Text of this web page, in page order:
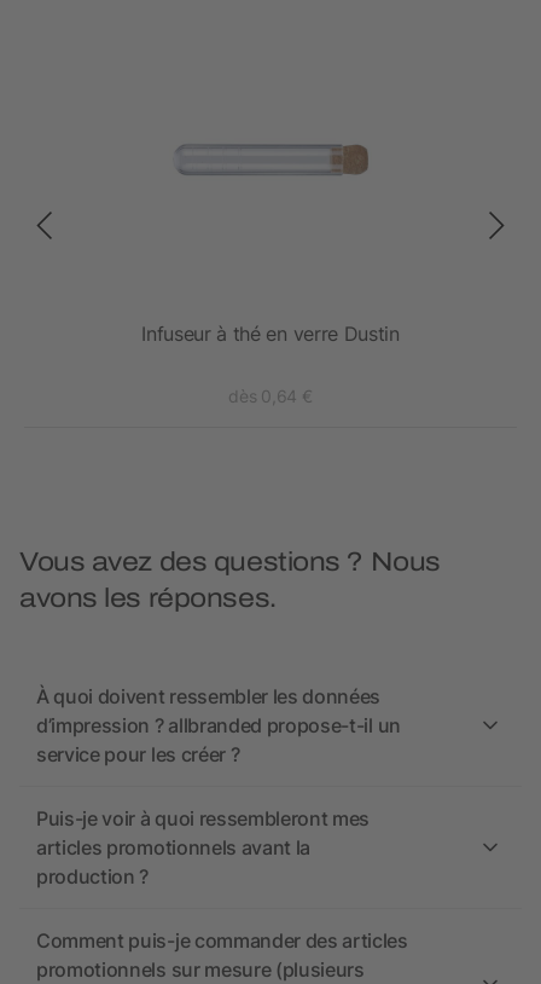
Infuseur à thé en verre Dustin
dès 0,64 €
Vous avez des questions ? Nous
avons les réponses.
À quoi doivent ressembler les données
d’impression ? allbranded propose-t-il un
service pour les créer ?
Puis-je voir à quoi ressembleront mes
articles promotionnels avant la
production ?
Comment puis-je commander des articles
promotionnels sur mesure (plusieurs